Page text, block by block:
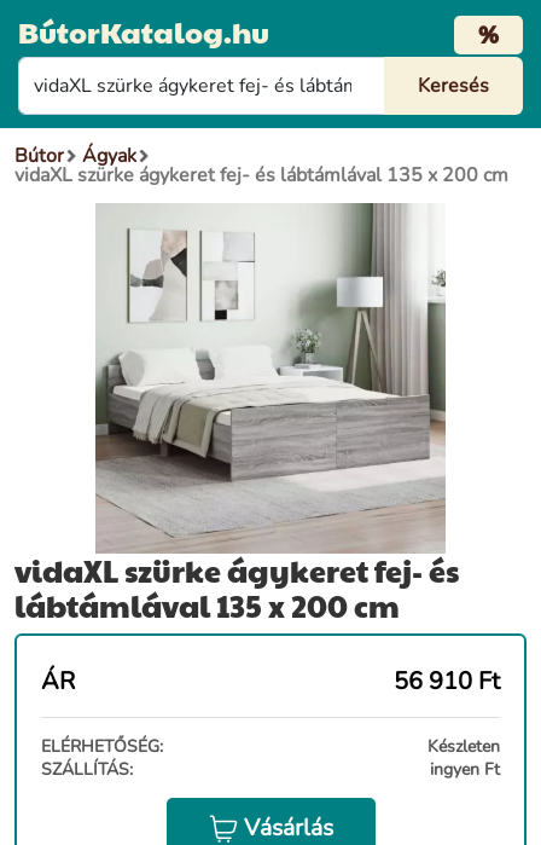
BútorKatalog.hu %
Bútor Ágyak
vidaXL szürke ágykeret fej- és lábtámlával 135 x 200 cm
vidaXL szürke ágykeret fej- és
lábtámlával 135 x 200 cm
ÁR 56 910 Ft
ELÉRHETŐSÉG:
Készleten
SZÁLLÍTÁS:
ingyen Ft
Vásárlás